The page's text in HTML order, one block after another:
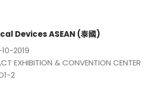
Devices ASEAN (泰國)
2019
EXHIBITION & CONVENTION CENTER
2